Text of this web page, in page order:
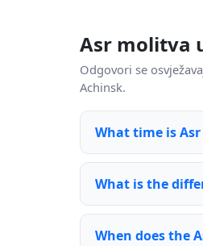
Asr molitva
Odgovori se
Achinsk.
What time is
What is the
When does the